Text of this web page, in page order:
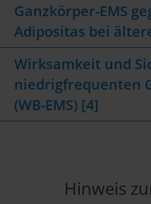
Ganzkörper-EMS
Adipositas bei
Wirksamkeit und
niedrigfrequenten
(WB-EMS) [4]
Hinweis